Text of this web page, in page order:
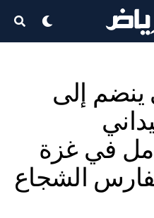
ينضم إلى
في غزة
الشجاع